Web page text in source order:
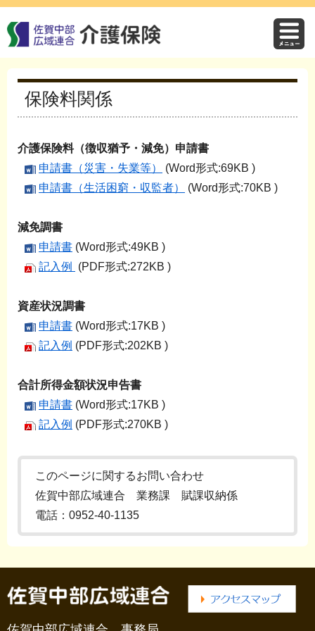
保険料関係
介護保険料（徴収猶予・減免）申請書
申請書（災害・失業等）
(Word形式:69KB )
申請書（生活困窮・収監者）
(Word形式:70KB )
減免調書
申請書 (Word形式:49KB )
記入例
(PDF形式:272KB )
資産状況調書
申請書 (Word形式:17KB )
記入例 (PDF形式:202KB )
合計所得金額状況申告書
申請書 (Word形式:17KB )
記入例 (PDF形式:270KB )
このページに関するお問い合わせ
佐賀中部広域連合 業務課 賦課収納係
電話：0952-40-1135